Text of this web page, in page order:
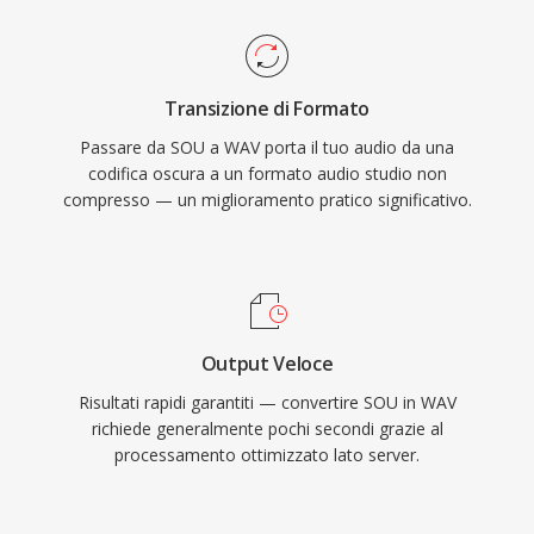
verso qualsiasi contenitore moderno è lossless
e istantanea, poichè i campioni PCM grezzi
possono essere avvolti in
alcuna transcodifica.
dati memorizzati sono una rappresentazione
digitale esatta della registrazione originale,
rendendolo la scelta preferita per mastering e
archiviazione. WAV supporta anche metadati
integrati attraverso chunk INFO e BWF,
consentendo timestamp e note di produzione.
circa 10 MB — e la struttura RIFF a 32 bit
rimuova tale vincolo.
Transizione di Formato
Passare da SOU a WAV porta il tuo audio da una
codifica oscura a un formato audio studio non
compresso — un miglioramento pratico significativo.
Output Veloce
Risultati rapidi garantiti — convertire SOU in WAV
richiede generalmente pochi secondi grazie al
processamento ottimizzato lato server.